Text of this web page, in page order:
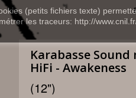
(petits fichiers texte)
les traceurs: http://
Karabasse
HiFi - Awakeness
(12")